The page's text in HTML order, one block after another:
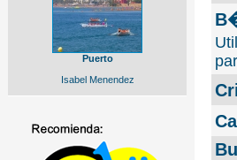
Puerto
Isabel Menendez